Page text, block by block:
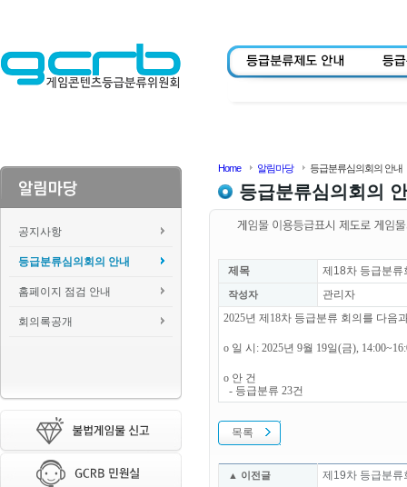
공지사항
등급분류심의회의 안내
홈페이지 점검 안내
회의록공개
Home 알림마당 등급분류심의회의 안내
등급분류심의회의
제목 제18차 등급분류
작성자
관리자
2025년 제18차 등급분류 회의를 다음
o 일 시: 2025년 9월 19일(금),
o 안 건
- 등급분류 23건
목록
▲ 이전글 제19차 등급분류